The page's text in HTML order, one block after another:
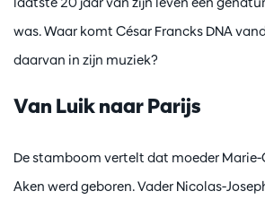
was. Waar komt César Francks DNA
daarvan in zijn muziek?
Van Luik naar Parijs
De stamboom vertelt dat moeder
Aken werd geboren. Vader Nicolas-